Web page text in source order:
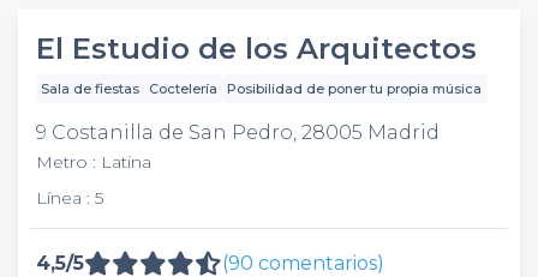
El Estudio de los Arquitectos
Sala de fiestas Coctelería Posibilidad de poner tu propia música
9 Costanilla de San Pedro, 28005 Madrid
Metro : Latina
Línea : 5
4,5/5 (90 comentarios)